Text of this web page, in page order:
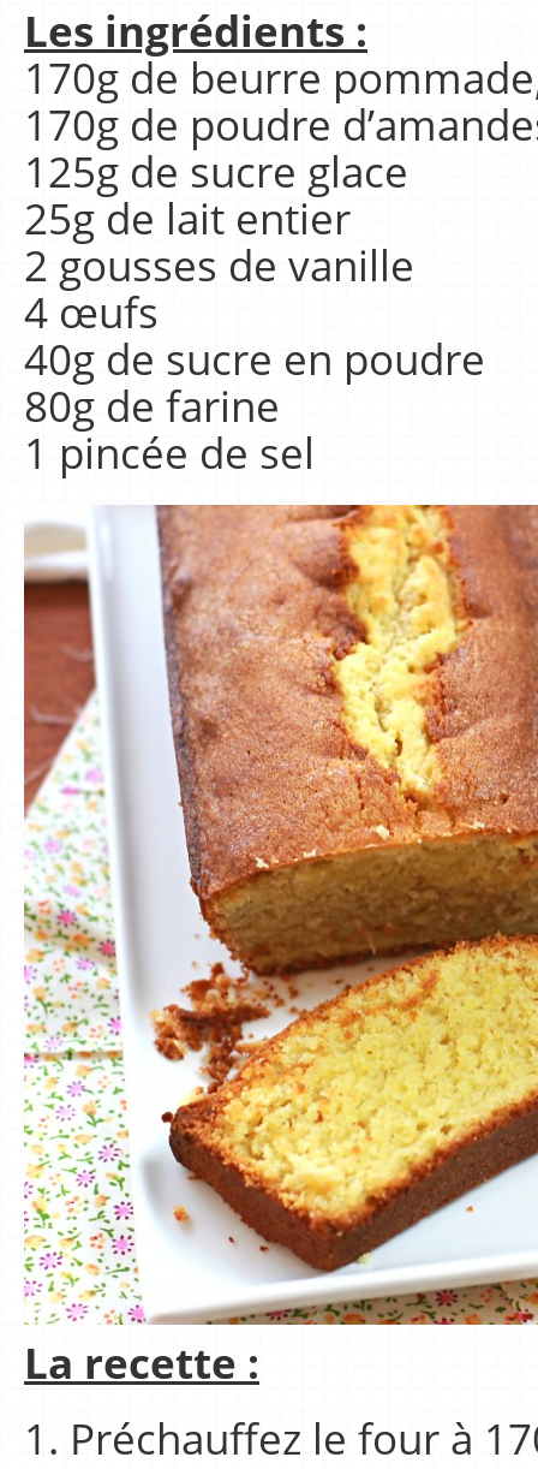
Les ingrédients :
170g de beurre
170g de poudre
125g de sucre glace
25g de lait entier
2 gousses de vanille
4 œufs
40g de sucre en poudre
80g de farine
1 pincée de sel
La recette :
1. Préchauffez le four à